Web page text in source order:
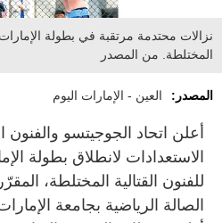
نزالات محتدمة مرتقبة في بطولة الإمارات
المختلطة. من المصدر
المصدر: العين - الإمارات اليوم
أعلن اتحاد الجوجيتسو والفنون
الاستعدادات لانطلاق بطولة
للفنون القتالية المختلطة،
الصالة الرياضية بجامعة